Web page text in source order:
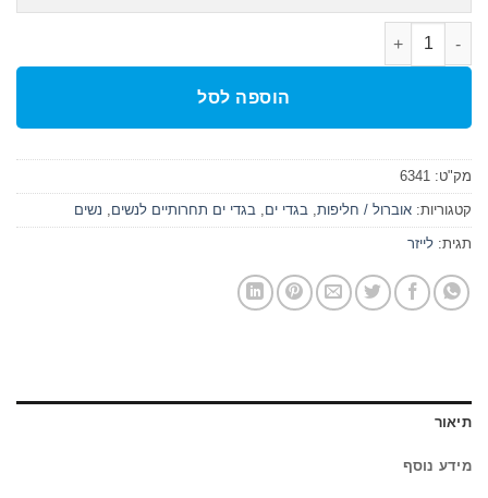
כמות של POWERSKIN CARBON AIR2 LE OB חליפת תחרות נשים
הוספה לסל
מק"ט: 6341
קטגוריות: אוברול / חליפות, בגדי ים, בגדי ים תחרותיים לנשים, נשים
תגית: לייזר
תיאור
מידע נוסף